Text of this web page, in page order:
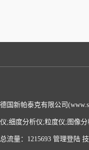
德国新帕泰克有限公司
仪;细度分析仪;粒度仪;图像
总流量：1215693 管理登陆